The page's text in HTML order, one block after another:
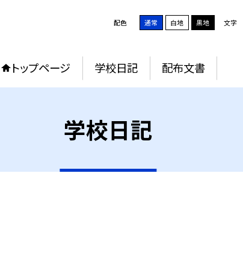
配色 通常 白地 黒地 文字
トップページ 学校日記 配布文書
学校日記